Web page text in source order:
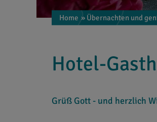
Home » Übernachten und
Hotel-
Grüß Gott - und herzlich